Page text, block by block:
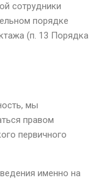
сотрудники
порядке
(п. 13 Порядка
мы
правом
первичного
именно на